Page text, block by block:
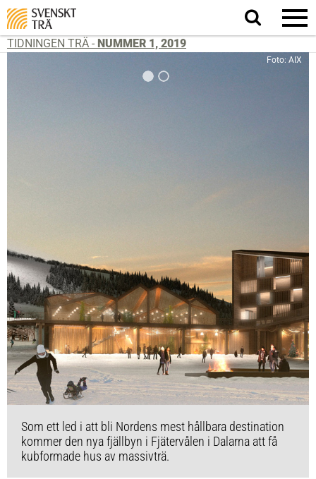
Sök
på
TIDNINGEN TRÄ - NUMMER 1, 2019
Foto: AIX
Som ett led i att bli Nordens mest hållbara destination
kommer den nya fjällbyn i Fjätervålen i Dalarna att få
kubformade hus av massivträ.